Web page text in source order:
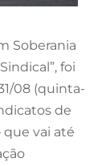
Soberania
foi
08 (quinta-
de
que vai até